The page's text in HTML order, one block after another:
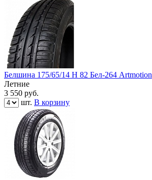
Белшина 175/65/14 H 82 Бел-264 Artmotion
Летние
3 550 руб.
шт. В корзину